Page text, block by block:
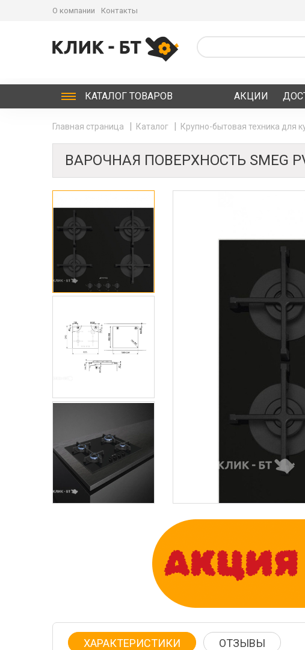
О компании Контакты
КАТАЛОГ ТОВАРОВ АКЦИИ
Главная страница Каталог Крупно-бытовая техника для
ВАРОЧНАЯ ПОВЕРХНОСТЬ SMEG
ХАРАКТЕРИСТИКИ ОТЗЫВЫ